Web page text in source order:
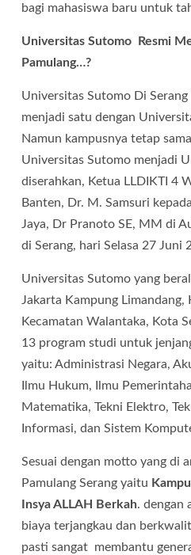
bagi mahasiswa baru untuk
Universitas Sutomo Resmi
Pamulang…?
Universitas Sutomo Di
menjadi satu dengan
Namun kampusnya tetap
Universitas Sutomo menjadi
diserahkan, Ketua LLDIKTI 4
Banten, Dr. M. Samsuri
Jaya, Dr Pranoto SE, MM di
di Serang, hari Selasa 27 Juni
Universitas Sutomo yang
Jakarta Kampung Limandang,
Kecamatan Walantaka, Kota
13 program studi untuk
yaitu: Administrasi Negara,
Ilmu Hukum, Ilmu
Matematika, Tekni Elektro,
Informasi, dan Sistem
Sesuai dengan motto yang di
Pamulang Serang yaitu
Insya ALLAH Berkah. dengan
biaya terjangkau dan
pasti sangat membantu